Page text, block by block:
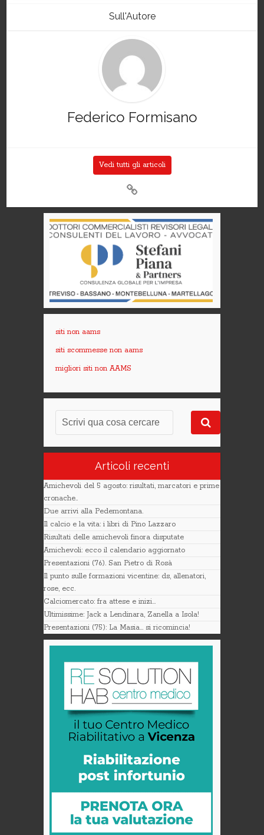
Sull'Autore
Federico Formisano
Vedi tutti gli articoli
siti non aams
siti scommesse non aams
migliori siti non AAMS
Articoli recenti
Amichevoli del 5 agosto: risultati, marcatori e prime
cronache..
Due arrivi alla Pedemontana.
Il calcio e la vita: i libri di Pino Lazzaro
Risultati delle amichevoli finora disputate
Amichevoli: ecco il calendario aggiornato
Presentazioni (76). San Pietro di Rosà
Il punto sulle formazioni vicentine: ds, allenatori,
rose, ecc.
Calciomercato: fra attese e inizi…
Ultimissime: Jack a Lendinara, Zanella a Isola!
Presentazioni (75): La Masia… si ricomincia!